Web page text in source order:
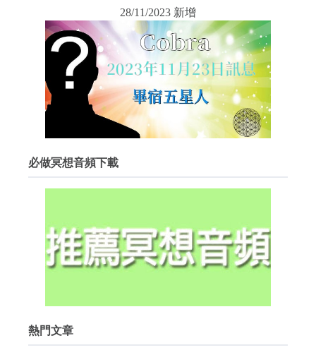
28/11/2023 新增
必做冥想音頻下載
熱門文章